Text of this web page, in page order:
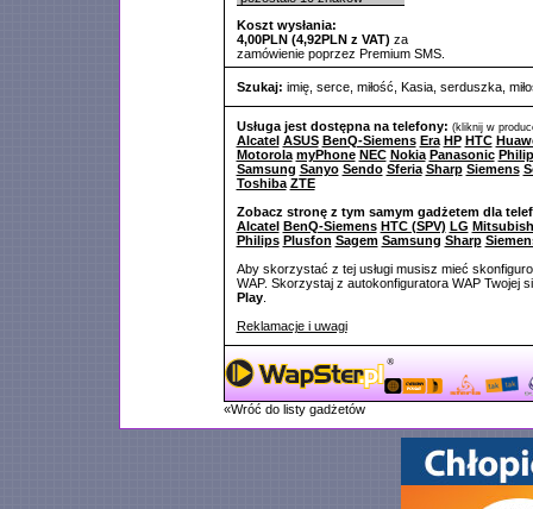
Koszt wysłania:
4,00PLN (4,92PLN z VAT) za
zamówienie poprzez Premium SMS.
Szukaj: imię, serce, miłość Kasia, serduszka,
Usługa jest dostępna na telefony: (kliknij w
Alcatel ASUS BenQ-Siemens Era HP HTC
Motorola myPhone NEC Nokia Panasonic
Samsung Sanyo Sendo Sferia Sharp Siemens
Toshiba ZTE
Zobacz stronę z tym samym gadżetem dla
Alcatel BenQ-Siemens HTC (SPV) LG
Philips Plusfon Sagem Samsung Sharp
Aby skorzystać z tej usługi musisz mieć
WAP. Skorzystaj z autokonfiguratora WAP Twojej
Play.
Reklamacje i uwagi
«Wróć do listy gadżetów